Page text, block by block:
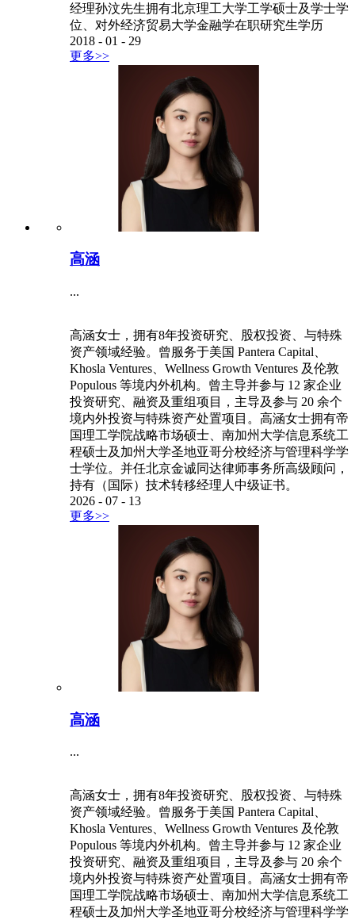
经理孙汶先生拥有北京理工大学工学硕士及学士学
位、对外经济贸易大学金融学在职研究生学历
2018 - 01 - 29
更多>>
高涵
...
高涵女士，拥有8年投资研究、股权投资、与特殊
资产领域经验。曾服务于美国 Pantera Capital、
Khosla Ventures、Wellness Growth Ventures 及伦敦
Populous 等境内外机构。曾主导并参与 12 家企业
投资研究、融资及重组项目，主导及参与 20 余个
境内外投资与特殊资产处置项目。高涵女士拥有帝
国理工学院战略市场硕士、南加州大学信息系统工
程硕士及加州大学圣地亚哥分校经济与管理科学学
士学位。并任北京金诚同达律师事务所高级顾问，
持有（国际）技术转移经理人中级证书。
2026 - 07 - 13
更多>>
高涵
...
高涵女士，拥有8年投资研究、股权投资、与特殊
资产领域经验。曾服务于美国 Pantera Capital、
Khosla Ventures、Wellness Growth Ventures 及伦敦
Populous 等境内外机构。曾主导并参与 12 家企业
投资研究、融资及重组项目，主导及参与 20 余个
境内外投资与特殊资产处置项目。高涵女士拥有帝
国理工学院战略市场硕士、南加州大学信息系统工
程硕士及加州大学圣地亚哥分校经济与管理科学学